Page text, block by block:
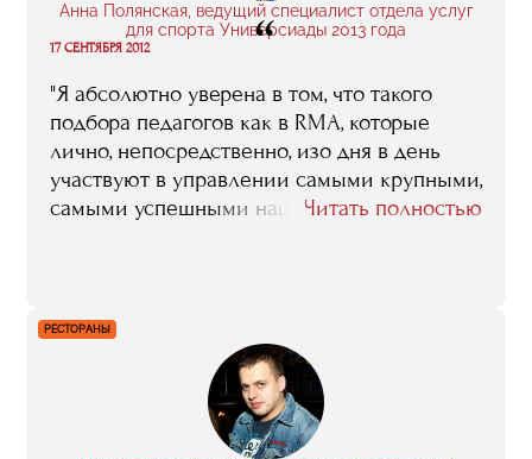
Анна Полянская, ведущий специалист отдела услуг
для спорта Универсиады 2013 года
“
17 СЕНТЯБРЯ 2012
"Я абсолютно уверена в том, что такого
подбора педагогов как в RMA, которые
лично, непосредственно, изо дня в день
участвуют в управлении самыми крупными,
самыми успешными нашими – да и не
эти люди способны передать, их и
получить-то больше негде..."
Читать полностью
РЕСТОРАНЫ